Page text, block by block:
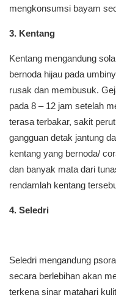
mengkonsumsi bayam
3. Kentang
Kentang mengandung
bernoda hijau pada
rusak dan membusuk.
pada 8 – 12 jam setelah
terasa terbakar, sakit
gangguan detak jantung
kentang yang bernoda/
dan banyak mata dari
rendamlah kentang
4. Seledri
Seledri mengandung
secara berlebihan akan
terkena sinar matahari